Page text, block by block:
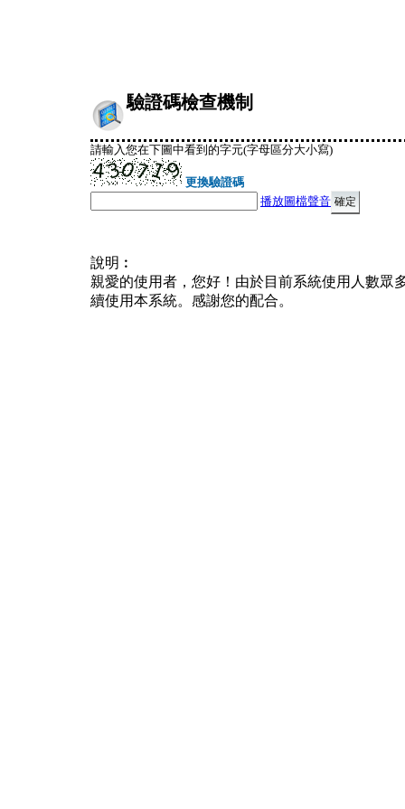
驗證碼檢查機制
請輸入您在下圖中看到的字元(字母區分大小寫)
更換驗證碼
播放圖檔聲音
說明︰
親愛的使用者，您好！由於目前系統使用人數眾
續使用本系統。感謝您的配合。